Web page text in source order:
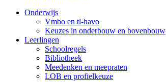
Onderwijs
Vmbo en tl-havo
Keuzes in onderbouw en bovenbouw
Leerlingen
Schoolregels
Bibliotheek
Meedenken en meepraten
LOB en profielkeuze